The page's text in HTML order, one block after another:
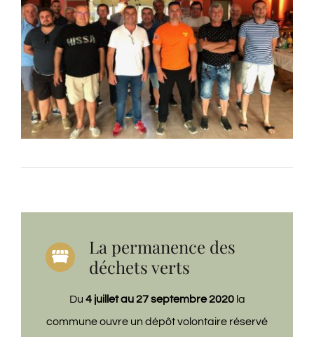
La permanence des
déchets verts
Du 4 juillet au 27 septembre 2020la
commune ouvre un dépôt volontaire réservé